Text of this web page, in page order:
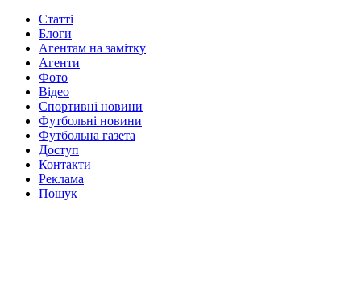
Статті
Блоги
Агентам на замітку
Агенти
Фото
Відео
Спортивні новини
Футбольні новини
Футбольна газета
Доступ
Контакти
Реклама
Пошук